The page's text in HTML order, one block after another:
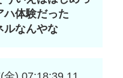
ハ体験だった
ルなんやな